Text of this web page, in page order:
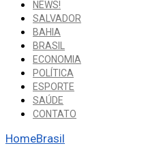
NEWS!
SALVADOR
BAHIA
BRASIL
ECONOMIA
POLÍTICA
ESPORTE
SAÚDE
CONTATO
HomeBrasil